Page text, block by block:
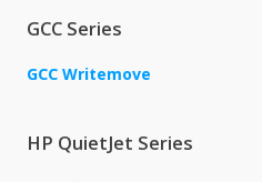
GCC Series
GCC Writemove
HP QuietJet Series